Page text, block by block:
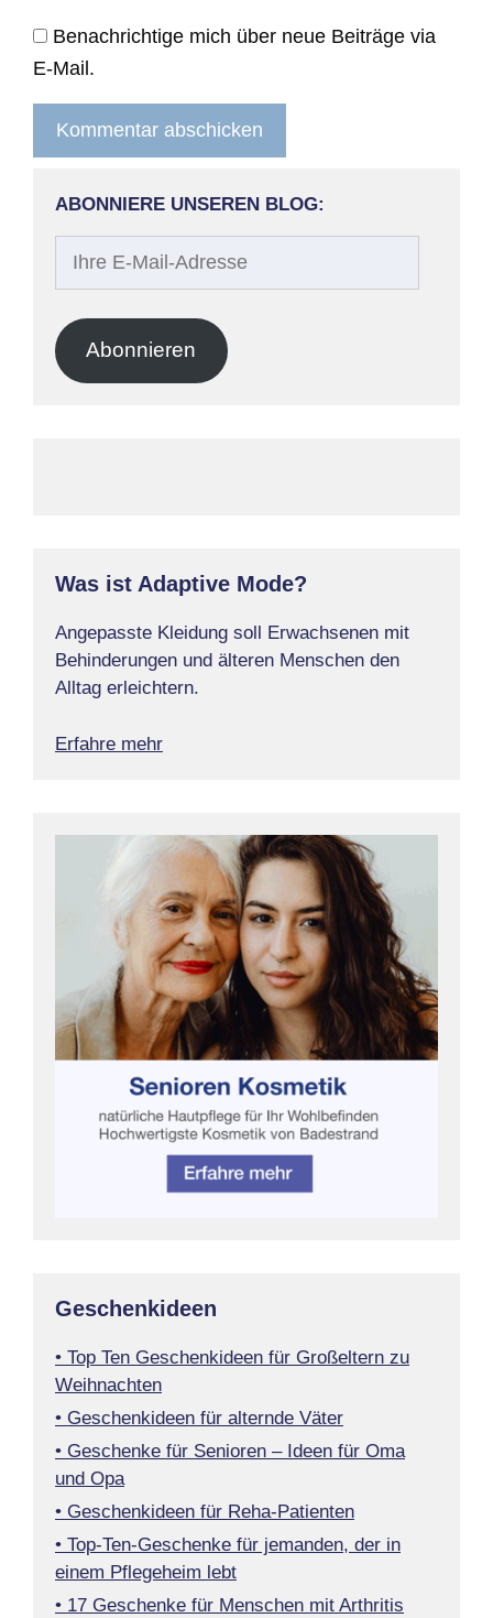
Benachrichtige mich über neue Beiträge via
E-Mail.
ABONNIERE UNSEREN BLOG:
Adresse
Abonnieren
Was ist Adaptive Mode?
Angepasste Kleidung soll Erwachsenen mit
Behinderungen und älteren Menschen den
Alltag erleichtern.
Erfahre mehr
Geschenkideen
• Top Ten Geschenkideen für Großeltern zu
Weihnachten
• Geschenkideen für alternde Väter
• Geschenke für Senioren – Ideen für Oma
und Opa
• Geschenkideen für Reha-Patienten
• Top-Ten-Geschenke für jemanden, der in
einem Pflegeheim lebt
• 17 Geschenke für Menschen mit Arthritis